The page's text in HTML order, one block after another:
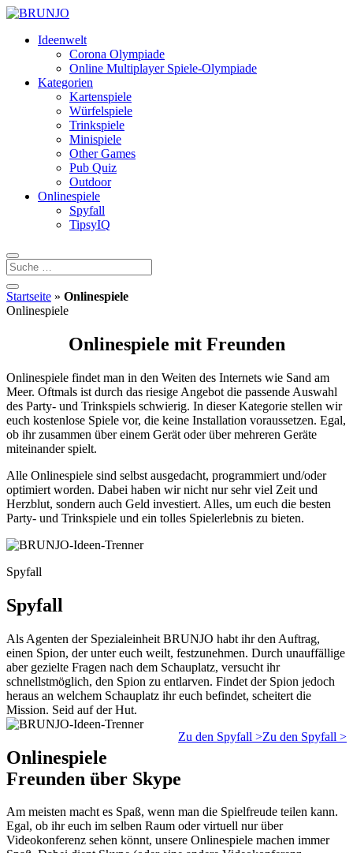
Ideenwelt
Corona Olympiade
Online Multiplayer Spiele-Olympiade
Kategorien
Kartenspiele
Würfelspiele
Trinkspiele
Minispiele
Other Games
Pub Quiz
Outdoor
Onlinespiele
Spyfall
TipsyIQ
Startseite » Onlinespiele
Onlinespiele
Onlinespiele mit Freunden
Onlinespiele findet man in den Weiten des Internets wie Sand am
Meer. Oftmals ist durch das riesige Angebot die passende Auswahl
des Party- und Trinkspiels schwierig. In dieser Kategorie stellen wir
euch kostenlose Spiele vor, die keine Installation voraussetzen. Egal,
ob ihr zusammen über einem Gerät oder über mehreren Geräte
miteinander spielt.
Alle Onlinespiele sind selbst ausgedacht, programmiert und/oder
optimiert worden. Dabei haben wir nicht nur sehr viel Zeit und
Herzblut, sondern auch Geld investiert. Alles, um euch die besten
Party- und Trinkspiele und ein tolles Spielerlebnis zu bieten.
Spyfall
Spyfall
Als Agenten der Spezialeinheit BRUNJO habt ihr den Auftrag,
einen Spion, der unter euch weilt, festzunehmen. Durch unauffällige
aber gezielte Fragen nach dem Schauplatz, versucht ihr
schnellstmöglich, den Spion zu entlarven. Findet der Spion jedoch
heraus an welchem Schauplatz ihr euch befindet, scheitert die
Mission. Seid auf der Hut.
Zu den Spyfall >
Zu den Spyfall >
Onlinespiele
Freunden über Skype
Am meisten macht es Spaß, wenn man die Spielfreude teilen kann.
Egal, ob ihr euch im selben Raum oder virtuell nur über
Videokonferenz sehen könnt, unsere Onlinespiele machen immer